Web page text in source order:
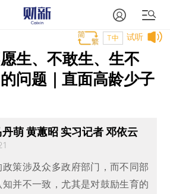
试听
T中
生、不敢生、生不
问题｜直面高龄少子
萌 黄蕙昭 实习记者 邓依云
策涉及众多政府部门，而不同部
并不一致，尤其是对鼓励生育的